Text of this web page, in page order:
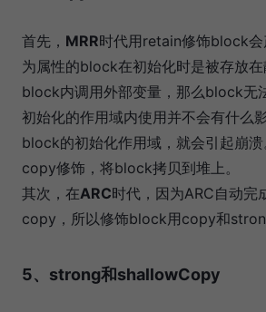
首先， MRR时代用retain修饰block
为属性的block在初始化时是被存放
block内调用外部变量，那么block无
初始化的作用域内使用并不会有什么
block的初始化作用域，就会引起崩
copy修饰，将block拷贝到堆上。
其次，在ARC时代，因为ARC自动完
copy，所以修饰block用copy和
5、strong和shallowCopy